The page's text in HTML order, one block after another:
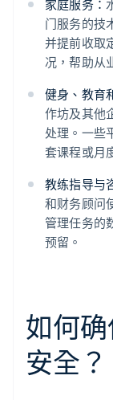
家庭服务：
门服务的技
并提前收取
况，帮助从
健身、教育
作坊及其他
处理。一些
套课程或月
教练指导与
和财务顾问
管理任务的
预留。
如何
安全？